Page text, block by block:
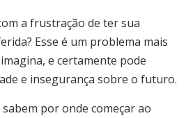
a frustração de ter sua
Esse é um problema mais
e certamente pode
e insegurança sobre o futuro.
por onde começar ao